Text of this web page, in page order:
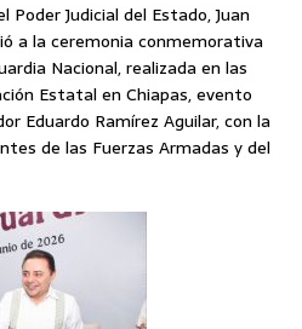
Judicial del Estado, Juan
a la ceremonia conmemorativa
Nacional, realizada en las
Estatal en Chiapas, evento
Eduardo Ramírez Aguilar, con la
de las Fuerzas Armadas y del